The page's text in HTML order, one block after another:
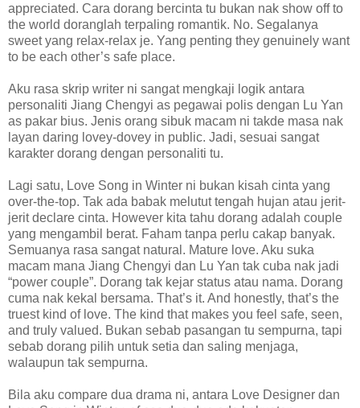
appreciated. Cara dorang bercinta tu bukan nak show off to
the world doranglah terpaling romantik. No. Segalanya
sweet yang relax-relax je. Yang penting they genuinely want
to be each other’s safe place.
Aku rasa skrip writer ni sangat mengkaji logik antara
personaliti Jiang Chengyi as pegawai polis dengan Lu Yan
as pakar bius. Jenis orang sibuk macam ni takde masa nak
layan daring lovey-dovey in public. Jadi, sesuai sangat
karakter dorang dengan personaliti tu.
Lagi satu, Love Song in Winter ni bukan kisah cinta yang
over-the-top. Tak ada babak melutut tengah hujan atau jerit-
jerit declare cinta. However kita tahu dorang adalah couple
yang mengambil berat. Faham tanpa perlu cakap banyak.
Semuanya rasa sangat natural. Mature love. Aku suka
macam mana Jiang Chengyi dan Lu Yan tak cuba nak jadi
“power couple”. Dorang tak kejar status atau nama. Dorang
cuma nak kekal bersama. That’s it. And honestly, that’s the
truest kind of love. The kind that makes you feel safe, seen,
and truly valued. Bukan sebab pasangan tu sempurna, tapi
sebab dorang pilih untuk setia dan saling menjaga,
walaupun tak sempurna.
Bila aku compare dua drama ni, antara Love Designer dan